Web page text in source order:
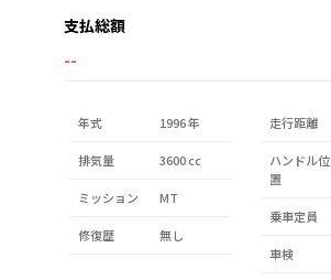
支払総額
--
年式 1996 年
排気量 3600 cc
ミッション MT
修復歴 無し
走行距離
ハンドル位
置
乗車定員
車検